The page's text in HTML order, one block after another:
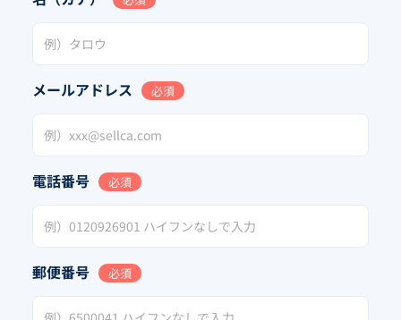
メールアドレス 必須
電話番号 必須
郵便番号 必須